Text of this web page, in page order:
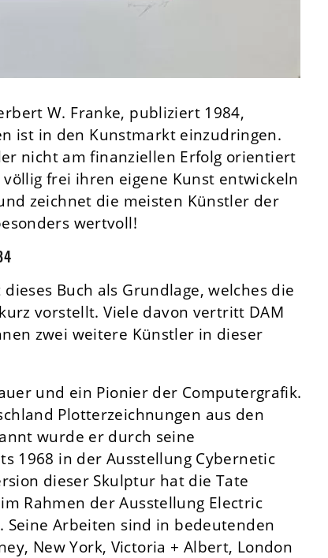
W. Franke, publiziert 1984,
ist in den Kunstmarkt einzudringen.
nicht am finanziellen Erfolg orientiert
frei ihren eigene Kunst entwickeln
zeichnet die meisten Künstler der
wertvoll!
Buch als Grundlage, welches die
vorstellt. Viele davon vertritt DAM
zwei weitere Künstler in dieser
und ein Pionier der Computergrafik.
Plotterzeichnungen aus den
wurde er durch seine
1968 in der Ausstellung Cybernetic
dieser Skulptur hat die Tate
Rahmen der Ausstellung Electric
Seine Arbeiten sind in bedeutenden
New York, Victoria + Albert, London